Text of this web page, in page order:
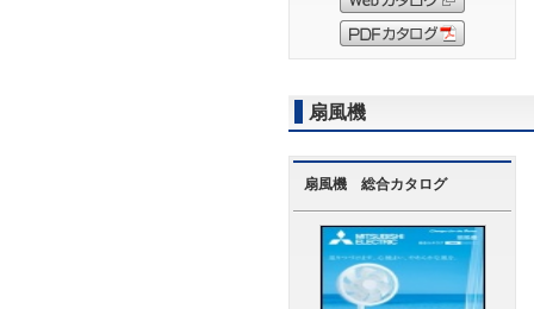
扇風機
扇風機 総合カタログ